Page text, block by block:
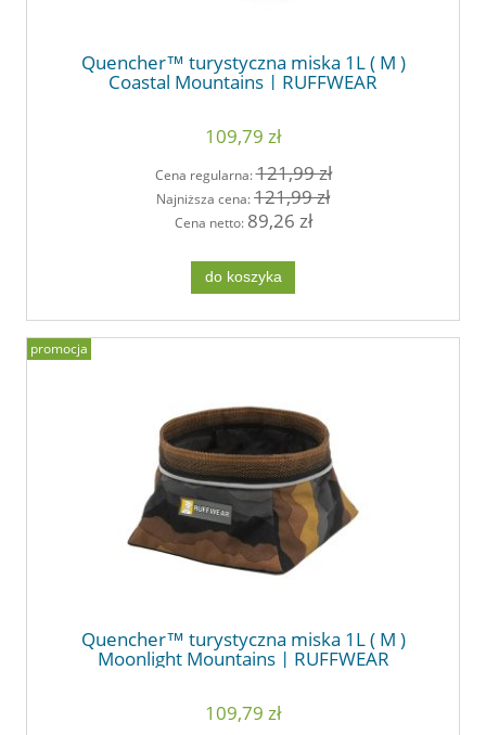
Quencher™ turystyczna miska 1L ( M )
Coastal Mountains | RUFFWEAR
109,79 zł
Cena regularna:121,99 zł
Najniższa cena:121,99 zł
Cena netto: 89,26 zł
do koszyka
Quencher™ turystyczna miska 1L ( M )
Moonlight Mountains | RUFFWEAR
109,79 zł
promocja